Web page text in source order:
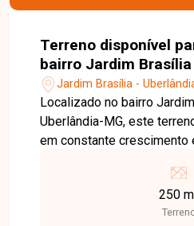
Terreno disponível
bairro Jardim
MGJardim Brasília -
Localizado no bairro
Uberlândia-MG, este
em constante crescimento
principais vias da cidade e
supermercados, escolas,
diversos serviços,
250